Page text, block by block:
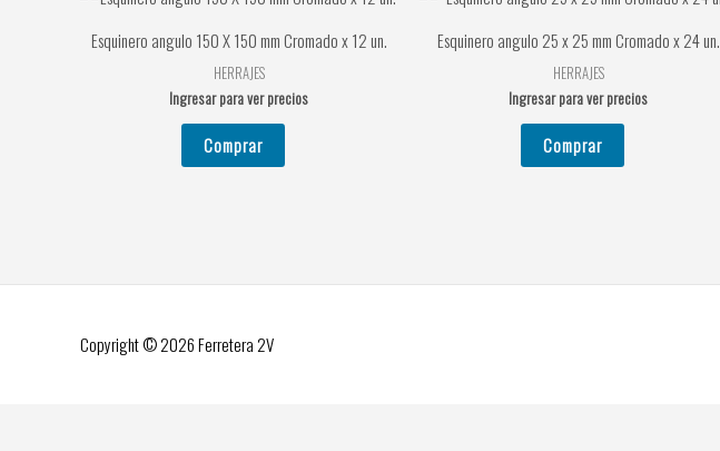
Esquinero angulo 150 X 150 mm Cromado x 12 un.
HERRAJES
Ingresar para ver precios
Comprar
Esquinero angulo 25 x 25 mm Cromado x 24 un.
HERRAJES
Ingresar para ver precios
Comprar
Copyright © 2026Ferretera 2V